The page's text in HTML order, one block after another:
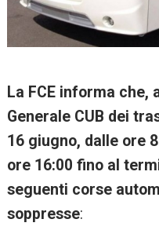
La FCE informa che,
Generale CUB dei
16 giugno, dalle ore
ore 16:00 fino al
seguenti corse
soppresse: